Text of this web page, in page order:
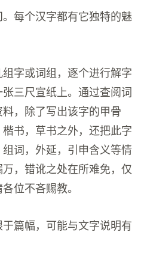
每个汉字都有它独特的魅
字或词组，逐个进行解字
三尺宣纸上。通过查阅词
，除了写出该字的甲骨
书，草书之外，还把此字
词，外延，引申含义等情
，错讹之处在所难免，仅
位不吝赐教。
于篇幅，可能与文字说明有